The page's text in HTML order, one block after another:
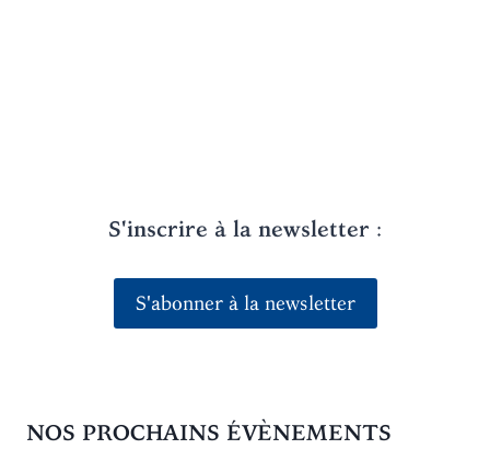
S'inscrire à la newsletter :
S'abonner à la newsletter
NOS PROCHAINS ÉVÈNEMENTS